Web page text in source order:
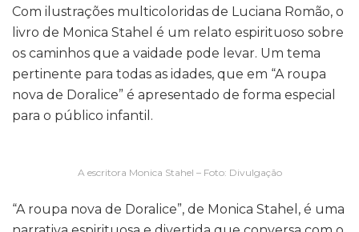
Com ilustrações multicoloridas de Luciana Romão, o
livro de Monica Stahel é um relato espirituoso sobre
os caminhos que a vaidade pode levar. Um tema
pertinente para todas as idades, que em “A roupa
nova de Doralice” é apresentado de forma especial
para o público infantil.
A escritora Monica Stahel – Foto: Divulgação
“A roupa nova de Doralice”, de Monica Stahel, é uma